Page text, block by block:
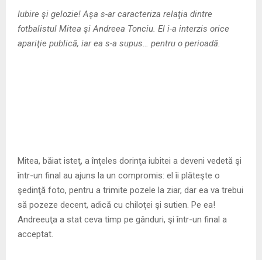
Iubire şi gelozie! Aşa s-ar caracteriza relaţia dintre
fotbalistul Mitea şi Andreea Tonciu. El i-a interzis orice
apariţie publică, iar ea s-a supus… pentru o perioadă.
Mitea, băiat isteţ, a înţeles dorinţa iubitei a deveni vedetă şi
într-un final au ajuns la un compromis: el îi plăteşte o
şedinţă foto, pentru a trimite pozele la ziar, dar ea va trebui
să pozeze decent, adică cu chiloţei şi sutien. Pe ea!
Andreeuţa a stat ceva timp pe gânduri, şi într-un final a
acceptat.